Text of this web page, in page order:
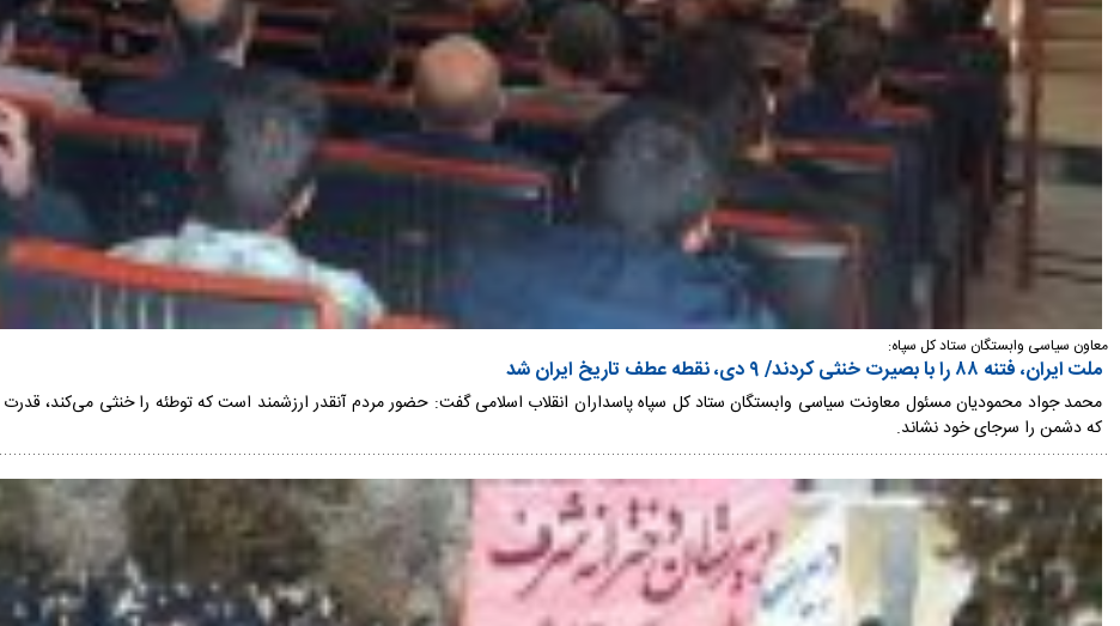
معاون سیاسی وابستگان ستاد کل سپاه:
ملت ایران، فتنه ۸۸ را با بصیرت خنثی کردند/ ۹ دی، نقطه عطف تاریخ ایران شد
که دشمن را سرجای خود نشاند.